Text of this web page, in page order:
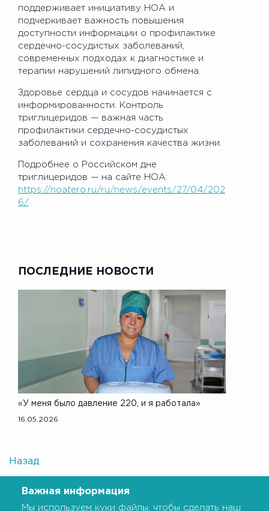
поддерживает инициативу НОА и
подчеркивает важность повышения
доступности информации о профилактике
сердечно-сосудистых заболеваний,
современных подходах к диагностике и
терапии нарушений липидного обмена.
Здоровье сердца и сосудов начинается с
информированности. Контроль
триглицеридов — важная часть
профилактики сердечно-сосудистых
заболеваний и сохранения качества жизни.
Подробнее о Российском дне
триглицеридов — на сайте НОА:
https://noatero.ru/ru/news/events/27/04/202
6/
ПОСЛЕДНИЕ НОВОСТИ
«У меня было давление 220, и я работала»
16.05.2026
Назад
Важная информация
Мы используем куки файлы, чтобы сделать наш